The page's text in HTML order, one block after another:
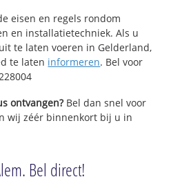
eisen en regels rondom
en installatietechniek. Als u
te laten voeren in Gelderland,
te laten informeren. Bel voor
ontvangen?Bel dan snel voor
wij zéér binnenkort bij u in
Bel direct!